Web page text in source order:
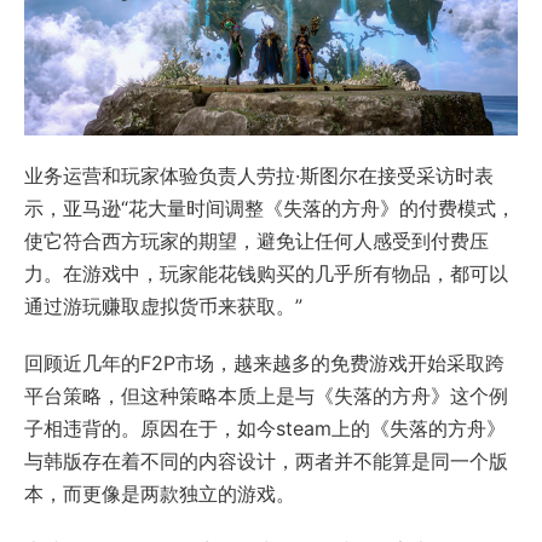
业务运营和玩家体验负责人劳拉·斯图尔在接受采访时表
示，亚马逊“花大量时间调整《失落的方舟》的付费模式，
使它符合西方玩家的期望，避免让任何人感受到付费压
力。在游戏中，玩家能花钱购买的几乎所有物品，都可以
通过游玩赚取虚拟货币来获取。”
回顾近几年的F2P市场，越来越多的免费游戏开始采取跨
平台策略，但这种策略本质上是与《失落的方舟》这个例
子相违背的。原因在于，如今steam上的《失落的方舟》
与韩版存在着不同的内容设计，两者并不能算是同一个版
本，而更像是两款独立的游戏。